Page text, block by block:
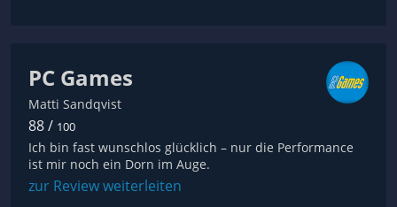
PC Games
Matti Sandqvist
88 / 100
Ich bin fast wunschlos glücklich – nur die Performance
ist mir noch ein Dorn im Auge.
zur Review weiterleiten